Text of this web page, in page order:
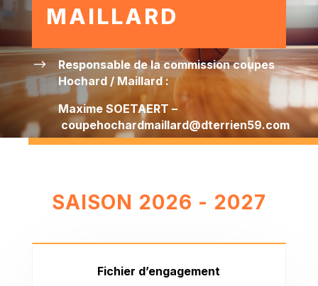
MAILLARD
$
Responsable de la commission coupes
Hochard / Maillard :
Maxime SOETAERT –
coupehochardmaillard@dterrien59.com
SAISON 2026 - 2027
Fichier d’engagement